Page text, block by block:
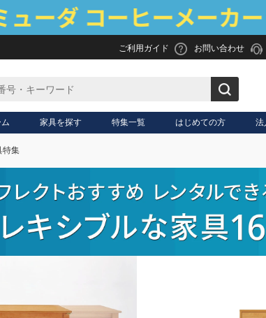
ご利用ガイド お問い合わせ
家具を探す 特集一覧 はじめての方 法
特集